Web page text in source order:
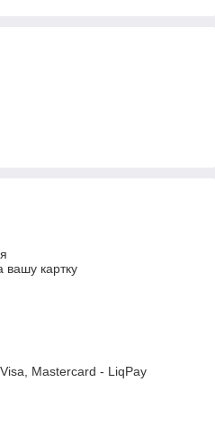
вашу картку
Mastercard - LiqPay